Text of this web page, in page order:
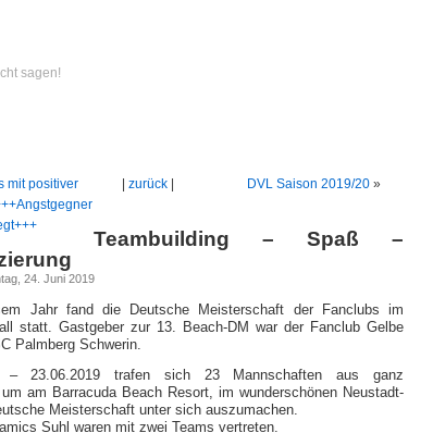
sagen!
mit positiver
zurück DVL Saison 2019/20 »
Teambuilding – Spaß –
24. Juni 2019
Jahr fand die Deutsche Meisterschaft der Fanclubs im
statt. Gastgeber zur 13. Beach-DM war der Fanclub Gelbe
Palmberg Schwerin.
– 23.06.2019 trafen sich 23 Mannschaften aus ganz
am Barracuda Beach Resort, im wunderschönen Neustadt-
Meisterschaft unter sich auszumachen.
Suhl waren mit zwei Teams vertreten.